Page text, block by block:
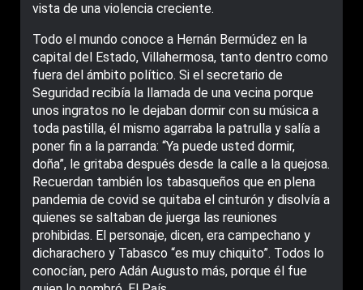
vista de una violencia creciente.
Todo el mundo conoce a Hernán Bermúdez en la
capital del Estado, Villahermosa, tanto dentro como
fuera del ámbito político. Si el secretario de
Seguridad recibía la llamada de una vecina porque
unos ingratos no le dejaban dormir con su música a
toda pastilla, él mismo agarraba la patrulla y salía a
poner fin a la parranda: “Ya puede usted dormir,
doña”, le gritaba después desde la calle a la quejosa.
Recuerdan también los tabasqueños que en plena
pandemia de covid se quitaba el cinturón y disolvía a
quienes se saltaban de juerga las reuniones
prohibidas. El personaje, dicen, era campechano y
dicharachero y Tabasco “es muy chiquito”. Todos lo
conocían, pero Adán Augusto más, porque él fue